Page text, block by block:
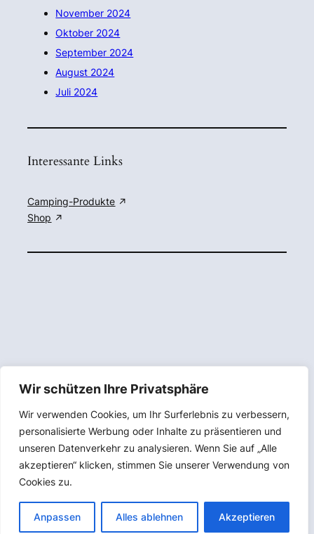
Wir schützen Ihre Privatsphäre
Wir verwenden Cookies, um Ihr Surferlebnis zu verbessern,
personalisierte Werbung oder Inhalte zu präsentieren und
unseren Datenverkehr zu analysieren. Wenn Sie auf „Alle
akzeptieren“ klicken, stimmen Sie unserer Verwendung von
Cookies zu.
Anpassen Alles ablehnen Akzeptieren
November 2024
Oktober 2024
September 2024
August 2024
Juli 2024
Interessante Links
Camping-Produkte
Shop